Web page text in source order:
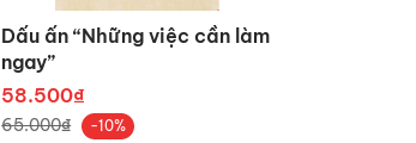
Dấu ấn “Những việc cần làm
ngay”
58.500₫
65.000₫ -10%